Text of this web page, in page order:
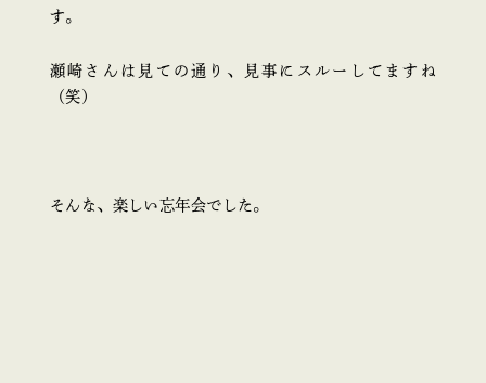
す。
瀬崎さんは見ての通り、見事にスルーしてますね
（笑）
そんな、楽しい忘年会でした。